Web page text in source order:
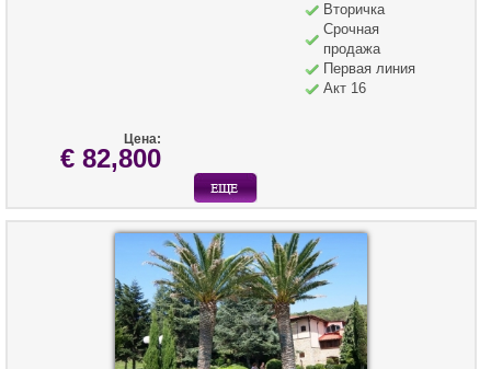
Вторичка
Срочная
продажа
Первая линия
Акт 16
Цена:
€ 82,800